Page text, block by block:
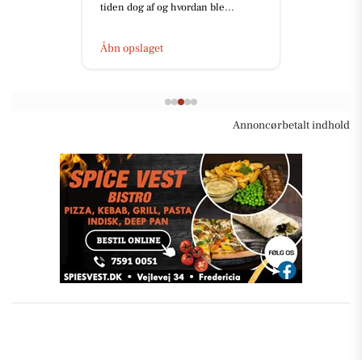
tiden dog af og hvordan ble...
Åbn opslaget
Annoncørbetalt indhold